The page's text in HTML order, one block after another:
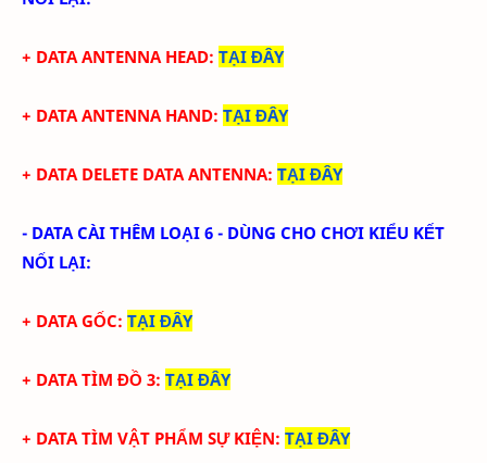
+ DATA ANTENNA HEAD: TẠI ĐÂY
+ DATA ANTENNA HAND: TẠI ĐÂY
+ DATA DELETE DATA ANTENNA: TẠI ĐÂY
- DATA CÀI THÊM LOẠI 6 - DÙNG CHO CHƠI KIỂU KẾT
NỐI LẠI:
+ DATA GỐC: TẠI ĐÂY
+ DATA TÌM ĐỒ 3: TẠI ĐÂY
+ DATA TÌM VẬT PHẨM SỰ KIỆN: TẠI ĐÂY